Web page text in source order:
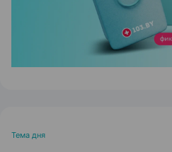
Тема дня